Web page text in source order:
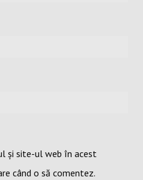
și site-ul web în acest
când o să comentez.